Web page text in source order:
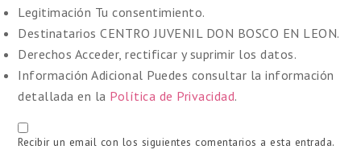
Legitimación Tu consentimiento.
Destinatarios CENTRO JUVENIL DON BOSCO EN LEON.
Derechos Acceder, rectificar y suprimir los datos.
Información Adicional Puedes consultar la información
detallada en la Política de Privacidad.
Recibir un email con los siguientes comentarios a esta entrada.